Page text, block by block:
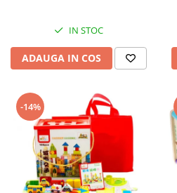
IN STOC
ADAUGA IN COS
-14%